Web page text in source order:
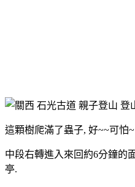
這顆樹爬滿了蟲子, 好~~可怕~
中段右轉進入來回約6分鐘的
亭.